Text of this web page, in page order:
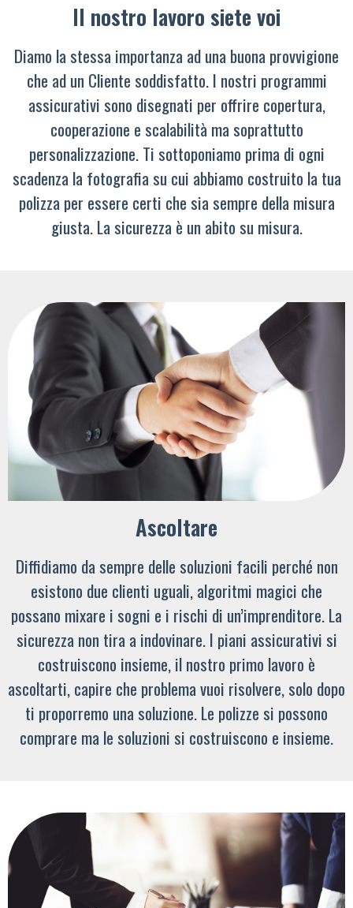
Il nostro lavoro siete voi
Diamo la stessa importanza ad una buona provvigione
che ad un Cliente soddisfatto. I nostri programmi
assicurativi sono disegnati per offrire copertura,
cooperazione e scalabilità ma soprattutto
personalizzazione. Ti sottoponiamo prima di ogni
scadenza la fotografia su cui abbiamo costruito la tua
polizza per essere certi che sia sempre della misura
giusta. La sicurezza è un abito su misura.
Ascoltare
Diffidiamo da sempre delle soluzioni facili perché non
esistono due clienti uguali, algoritmi magici che
possano mixare i sogni e i rischi di un’imprenditore. La
sicurezza non tira a indovinare. I piani assicurativi si
costruiscono insieme, il nostro primo lavoro è
ascoltarti, capire che problema vuoi risolvere, solo dopo
ti proporremo una soluzione. Le polizze si possono
comprare ma le soluzioni si costruiscono e insieme.